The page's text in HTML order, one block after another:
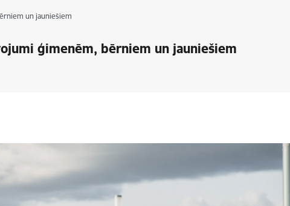
un jauniešiem
ģimenēm, bērniem un jauniešiem